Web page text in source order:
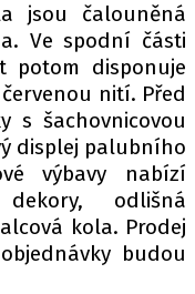
jsou čalouněná
Ve spodní části
potom disponuje
nití. Před
s šachovnicovou
displej palubního
výbavy nabízí
dekory, odlišná
kola. Prodej
budou